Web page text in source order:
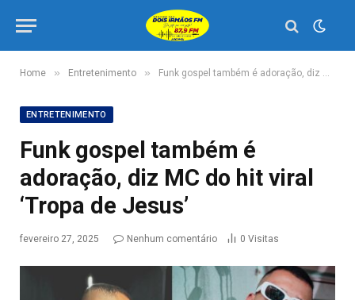
Home » Entretenimento » Funk gospel também é adoração, diz MC do hit viral ‘Tropa de Jesus’
ENTRETENIMENTO
Funk gospel também é
adoração, diz MC do hit viral
‘Tropa de Jesus’
fevereiro 27, 2025 Nenhum comentário 0 Visitas